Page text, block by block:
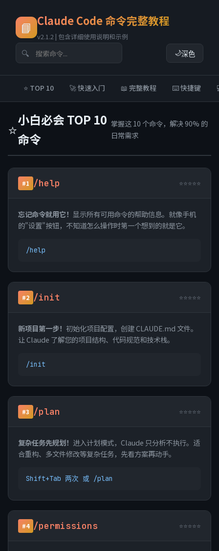
📘 Claude Code 命令完整教程
v2.1.2 | 包含详细使用说明和示例
🔍 🌙深色
⭐ TOP 10 🚀 快速入门 📖 完整教程 ⌨️ 快捷键
⭐小白必会 TOP 10
命令
掌握这 10 个命令，解决 90% 的
日常需求
#1 /help ⭐⭐⭐⭐⭐
忘记命令就用它！ 显示所有可用命令的帮助信息。就像手机
的"设置"按钮，不知道怎么操作时第一个想到的就是它。
/help
#2 /init ⭐⭐⭐⭐⭐
新项目第一步！ 初始化项目配置，创建 CLAUDE.md 文件。
让 Claude 了解您的项目结构、代码规范和技术栈。
/init
#3 /plan ⭐⭐⭐⭐⭐
复杂任务先规划！ 进入计划模式，Claude 只分析不执行。适
合重构、多文件修改等复杂任务，先看方案再动手。
Shift+Tab 两次 或 /plan
#4 /permissions ⭐⭐⭐⭐⭐